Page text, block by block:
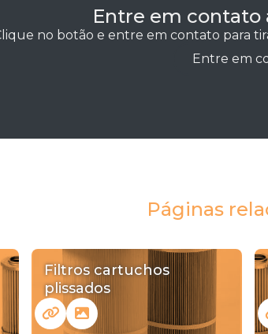
Entre em contato
no botão e entre em contato para
Entre em
Páginas
Filtros cartuchos
plissados